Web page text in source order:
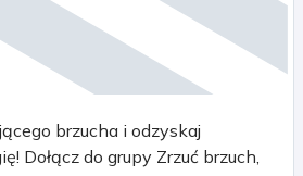
brzucha i odzyskaj
Dołącz do grupy Zrzuć brzuch,